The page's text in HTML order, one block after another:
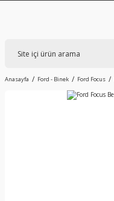
Anasayfa Ford - Binek Ford Focus